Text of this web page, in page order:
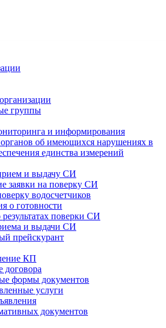
группы
и информирования
об имеющихся нарушениях в
единства измерений
и выдачу СИ
заявки на поверку СИ
водосчетчиков
о готовности
поверки СИ
и выдачи СИ
прейскурант
КП
договора
формы документов
услуги
документов